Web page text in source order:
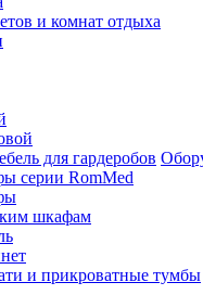
и комнат отдыха
для гардеробов
серии RomMed
шкафам
и прикроватные тумбы